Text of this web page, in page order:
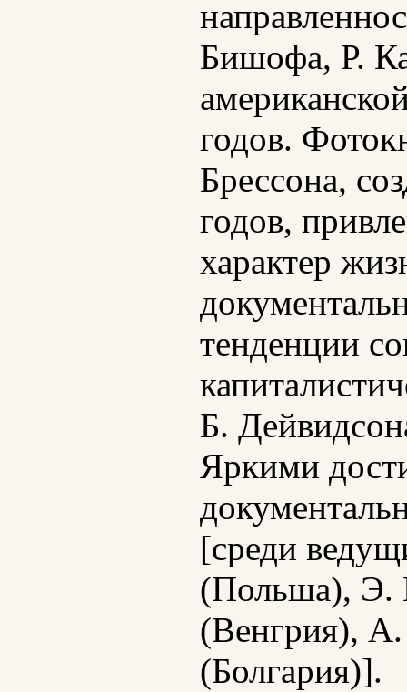
Бишофа, Р.
годов.
Брессона,
годов,
характер
тенденции
Б.
Яркими
[среди
(Польша), Э.
(Венгрия),
(Болгария)].